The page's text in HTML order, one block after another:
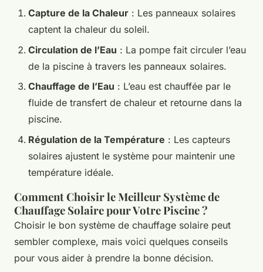
Capture de la Chaleur : Les panneaux solaires
captent la chaleur du soleil.
Circulation de l’Eau : La pompe fait circuler l’eau
de la piscine à travers les panneaux solaires.
Chauffage de l’Eau : L’eau est chauffée par le
fluide de transfert de chaleur et retourne dans la
piscine.
Régulation de la Température : Les capteurs
solaires ajustent le système pour maintenir une
température idéale.
Comment Choisir le Meilleur Système de
Chauffage Solaire pour Votre Piscine ?
Choisir le bon système de chauffage solaire peut
sembler complexe, mais voici quelques conseils
pour vous aider à prendre la bonne décision.